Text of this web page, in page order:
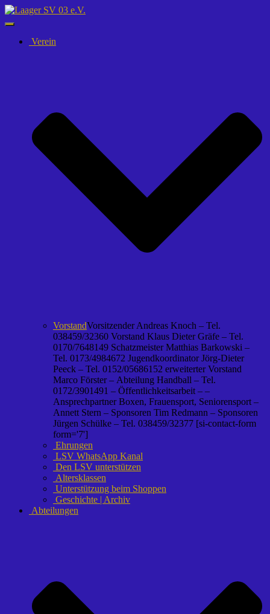
Navigation
umschalten
Verein
VorstandVorsitzender Andreas Knoch – Tel.
038459/32360 Vorstand Klaus Dieter Gräfe – Tel.
0170/7648149 Schatzmeister Matthias Barkowski –
Tel. 0173/4984672 Jugendkoordinator Jörg-Dieter
Peeck – Tel. 0152/05686152 erweiterter Vorstand
Marco Förster – Abteilung Handball – Tel.
0172/3901491 – Öffentlichkeitsarbeit – –
Ansprechpartner Boxen, Frauensport, Seniorensport –
Annett Stern – Sponsoren Tim Redmann – Sponsoren
Jürgen Schülke – Tel. 038459/32377 [si-contact-form
form='7']
Ehrungen
LSV WhatsApp Kanal
Den LSV unterstützen
Altersklassen
Unterstützung beim Shoppen
Geschichte | Archiv
Abteilungen